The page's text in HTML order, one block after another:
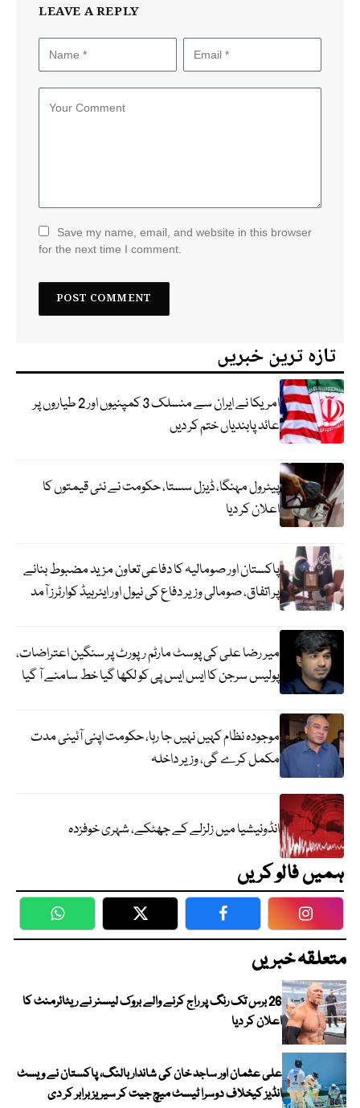
LEAVE A REPLY
Save my name, email, and website in this browser
for the next time I comment.
تازہ ترین خبریں
امریکا نے ایران سے منسلک 3 کمپنیوں اور 2 طیاروں پر
عائد پابندیاں ختم کر دیں
پیٹرول مہنگا، ڈیزل سستا، حکومت نے نئی قیمتوں کا
اعلان کر دیا
پاکستان اور صومالیہ کا دفاعی تعاون مزید مضبوط بنانے
پر اتفاق، صومالی وزیر دفاع کی نیول اور ایئرہیڈ کوارٹرز آمد
میر رضا علی کی پوسٹ مارٹم رپورٹ پر سنگین اعتراضات،
پولیس سرجن کا ایس ایس پی کو لکھا گیا خط سامنے آ گیا
موجودہ نظام کہیں نہیں جا رہا، حکومت اپنی آئینی مدت
مکمل کرے گی، وزیر داخلہ
انڈونیشیا میں زلزلے کے جھٹکے، شہری خوفزدہ
ہمیں فالو کریں
WhatsApp Twitter Facebook
متعلقہ خبریں
26 برس تک رنگ پر راج کرنے والے بروک لیسنر نے ریٹائرمنٹ کا
اعلان کر دیا
علی عثمان اور ساجد خان کی شاندار بالنگ، پاکستان نے ویسٹ
انڈیز کیخلاف دوسرا ٹیسٹ میچ جیت کر سیریز برابر کر دی